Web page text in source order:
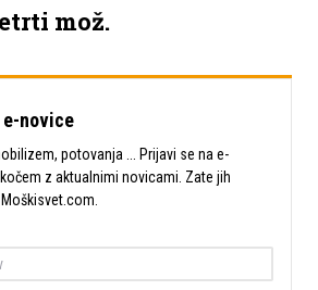
mož.
novice
potovanja ... Prijavi se na e-
z aktualnimi novicami. Zate jih